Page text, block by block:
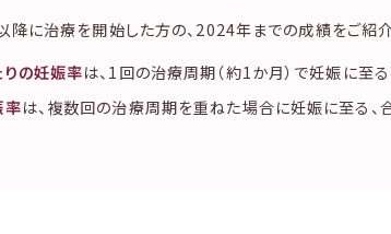
に治療を開始した方の、2024年までの成績をご紹介
の妊娠率は、1回の治療周期（約1か月）で妊娠に至
率は、複数回の治療周期を重ねた場合に妊娠に至る、